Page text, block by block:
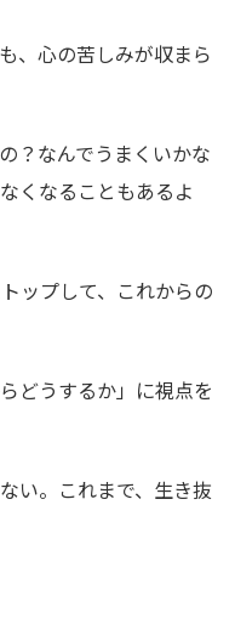
、心の苦しみが収まら
？なんでうまくいかな
くなることもあるよ
ップして、これからの
どうするか」に視点を
い。これまで、生き抜